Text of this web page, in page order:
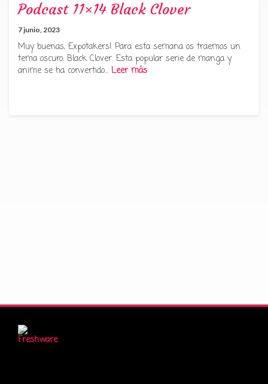
Podcast 11×14 Black Clover
7 junio, 2023
Muy buenas, Expotakers! Para esta semana os traemos un
tema oscuro: Black Clover. Esta popular serie de manga y
anime se ha convertido… Leer más